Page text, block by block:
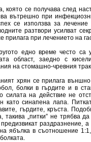
която се получава след
вътрешно при
се използва за лечение
разтвори усилват
прилага при лечението на
едно време често са
област, заедно с
на стомашно-чревния
хрян се прилага
болки в гърдите и в
силата на действие не
като синапена лапа.
гърдите, кръста.
такива „питки” не трябва
раздразнение,
ябълка в съотношение